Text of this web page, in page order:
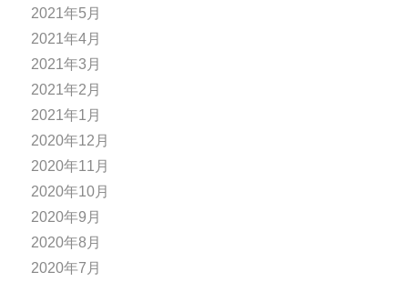
2021年5月
2021年4月
2021年3月
2021年2月
2021年1月
2020年12月
2020年11月
2020年10月
2020年9月
2020年8月
2020年7月